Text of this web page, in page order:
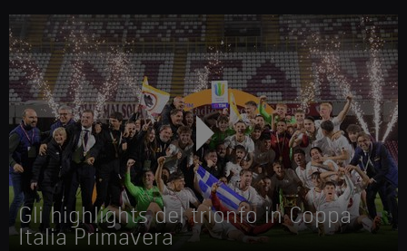
Gli highlights del trionfo in Coppa
Italia Primavera